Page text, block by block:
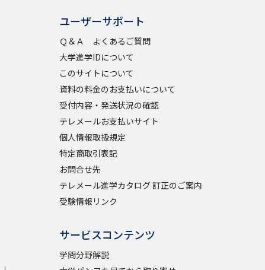
ユーザーサポート
Ｑ＆Ａ よくあるご質問
大学進学IDについて
このサイトについて
資料の料金のお支払いについて
受付内容・発送状況の確認
テレメールお支払いサイト
個人情報取扱規定
特定商取引表記
お問合せ先
テレメール進学カタログ 訂正のご案内
受験情報リンク
サービスコンテンツ
学問分野解説